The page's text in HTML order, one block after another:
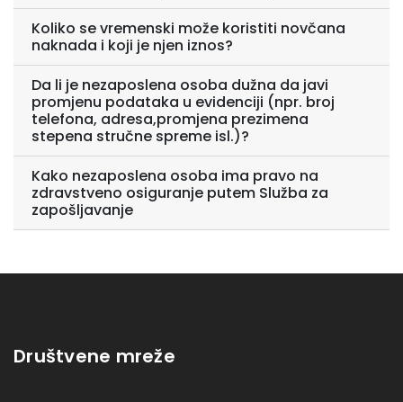
Koliko se vremenski može koristiti novčana
naknada i koji je njen iznos?
Da li je nezaposlena osoba dužna da javi
promjenu podataka u evidenciji (npr. broj
telefona, adresa,promjena prezimena
stepena stručne spreme isl.)?
Kako nezaposlena osoba ima pravo na
zdravstveno osiguranje putem Služba za
zapošljavanje
Društvene mreže